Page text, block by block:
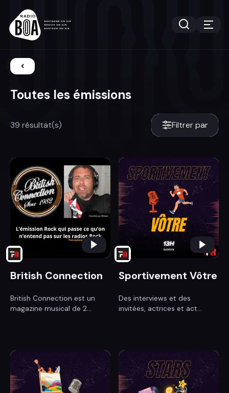
Toutes les émissions
39 résultat(s) Filtrer par
British Connection
British Connection est un
magazine musical de 2...
Sportivement Vôtre
Des interviews et des
invitées, actrices et act...